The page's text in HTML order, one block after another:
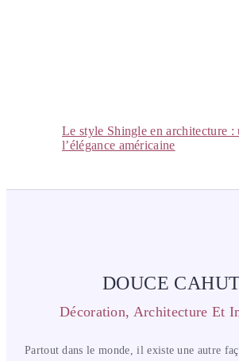
Le style Shingle en architecture :
l’élégance américaine
DOUCE
Décoration, Architecture Et
Partout dans le monde, il existe une autre